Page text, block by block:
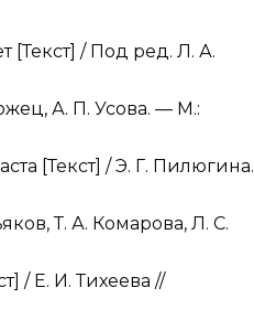
[Текст] / Под ред. Л. А.
А. П. Усова. — М.:
[Текст] / Э. Г. Пилюгина.
Т. А. Комарова, Л. С.
/ Е. И. Тихеева //